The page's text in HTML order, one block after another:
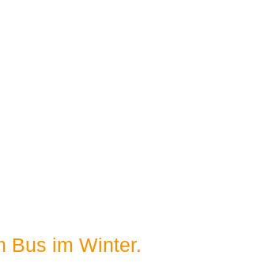
Bus im Winter.